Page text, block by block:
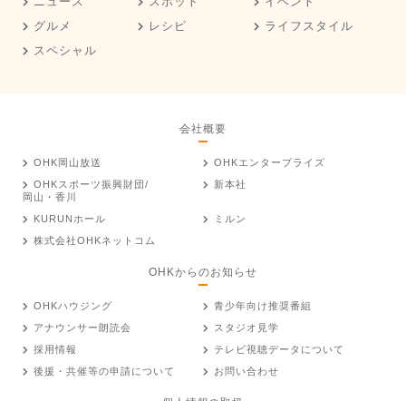
グルメ
レシピ
ライフスタイル
スペシャル
会社概要
OHK岡山放送
OHKエンタープライズ
OHKスポーツ振興財団/
岡山・香川
新本社
KURUNホール
ミルン
株式会社OHKネットコム
OHKからのお知らせ
OHKハウジング
青少年向け推奨番組
アナウンサー朗読会
スタジオ見学
採用情報
テレビ視聴データについて
後援・共催等の申請について
お問い合わせ